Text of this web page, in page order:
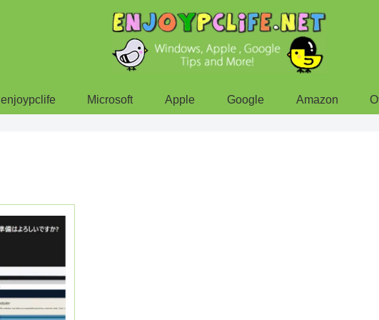
enjoypclife Microsoft Apple Google Amazon